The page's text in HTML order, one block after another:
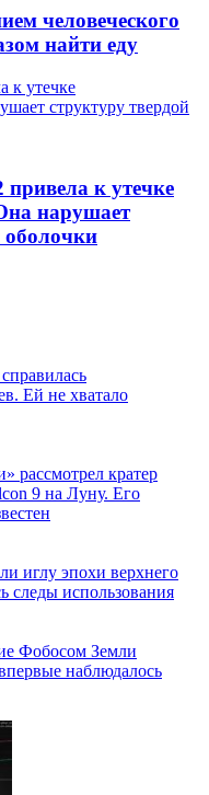
человеческого
найти еду
к утечке
структуру твердой
к утечке
нарушает
оболочки
Ей не хватало
рассмотрел кратер
9 на Луну. Его
иглу эпохи верхнего
следы использования
Фобосом Земли
наблюдалось